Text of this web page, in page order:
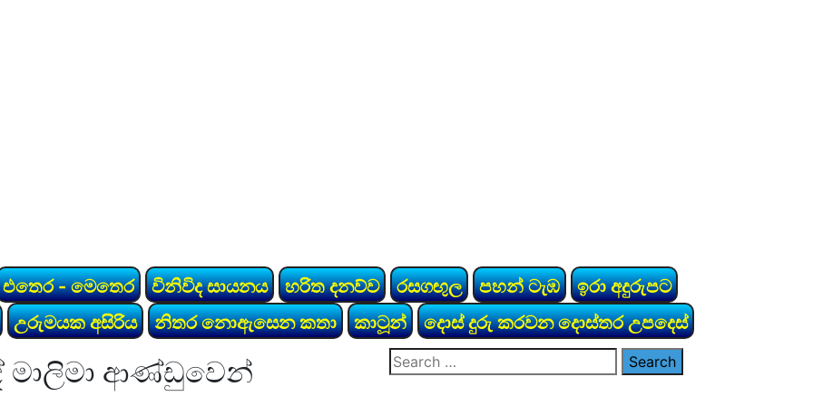
එතෙර - මෙතෙර විනිවිද සායනය හරිත දනව්ව රසගඟුල පහන් ටැඹ
ඉරා අදුරුපට
උරුමයක අසිරිය නිතර නොඇසෙන කතා කාටූන් දොස් දුරු කරවන දොස්තර උපදෙස්
මාලිමා ආණ්ඩුවෙන්
Search
for: